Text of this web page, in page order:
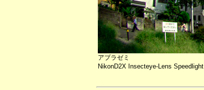
アブラゼミ
NikonD2X Insecteye-Lens Speedlight